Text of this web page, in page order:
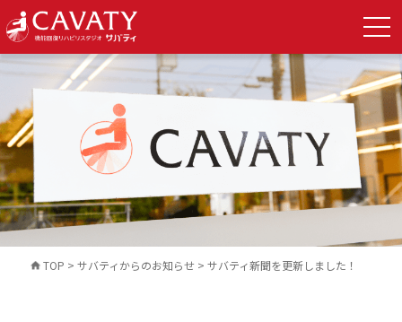
TOP > サバティからのお知らせ> サバティ新聞を更新しました！